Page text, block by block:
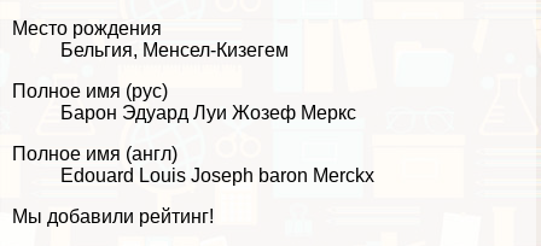
Место рождения
Бельгия, Менсел-Кизегем
Полное имя (рус)
Барон Эдуард Луи Жозеф Меркс
Полное имя (англ)
Edouard Louis Joseph baron Merckx
Мы добавили рейтинг!